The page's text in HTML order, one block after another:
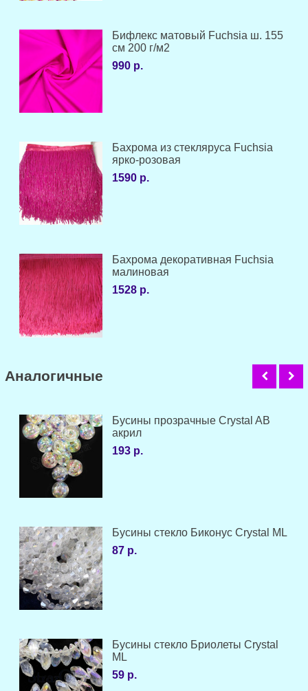
Бифлекс матовый Fuchsia ш. 155
см 200 г/м2
990 р.
Бахрома из стекляруса Fuchsia
ярко-розовая
1590 р.
Бахрома декоративная Fuchsia
малиновая
1528 р.
Аналогичные
Бусины прозрачные Crystal AB
акрил
193 р.
Бусины стекло Биконус Crystal ML
87 р.
Бусины стекло Бриолеты Crystal
ML
59 р.